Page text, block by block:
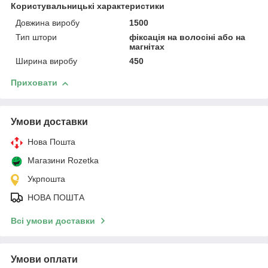
Користувальницькі характеристики
Довжина виробу
1500
Тип штори
фіксація на волосіні або на
магнітах
Ширина виробу
450
Приховати
Умови доставки
Нова Пошта
Магазини Rozetka
Укрпошта
НОВА ПОШТА
Всі умови доставки
Умови оплати